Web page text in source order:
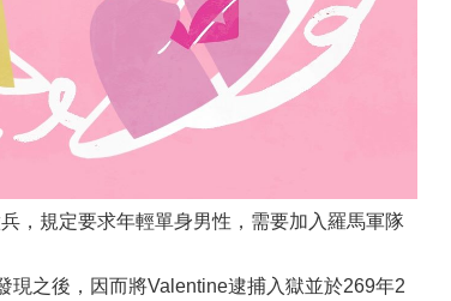
，規定要求年輕單身男性，需要加入羅馬軍隊
現之後，因而將Valentine逮捕入獄並於269年2